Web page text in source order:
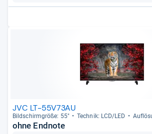
JVC LT-55V73AU
Bild­schirm­größe: 55" Tech­nik: LCD/LED
ohne Endnote